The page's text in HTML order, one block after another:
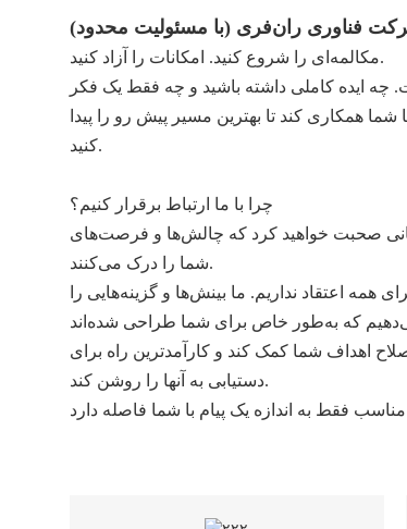
فناوری ران‌فری (با مسئولیت محدود)
مکالمه‌ای را شروع کنید. امکانات را آزاد کنید.
ایده کاملی داشته باشید و چه فقط یک فکر
شما همکاری کند تا بهترین مسیر پیش رو را پیدا
کنید.
چرا با ما ارتباط برقرار کنیم؟
صحبت خواهید کرد که چالش‌ها و فرصت‌های
شما را درک می‌کنند.
اعتقاد نداریم. ما بینش‌ها و گزینه‌هایی را
اهداف شما کمک کند و کارآمدترین راه برای
دستیابی به آنها را روشن کند.